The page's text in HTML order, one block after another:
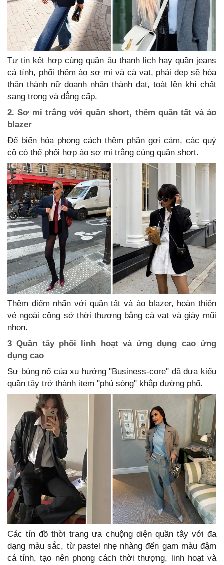
Tự tin kết hợp cùng quần âu thanh lịch hay quần jeans
cá tính, phối thêm áo sơ mi và cà vạt, phái đẹp sẽ hóa
thân thành nữ doanh nhân thành đạt, toát lên khí chất
sang trọng và đẳng cấp.
2. Sơ mi trắng với quần short, thêm quần tất và áo
blazer
Để biến hóa phong cách thêm phần gợi cảm, các quý
cô có thể phối hợp áo sơ mi trắng cùng quần short.
Thêm điểm nhấn với quần tất và áo blazer, hoàn thiện
vẻ ngoài công sở thời thượng bằng cà vạt và giày mũi
nhọn.
3 Quần tây phối linh hoạt và ứng dụng cao ứng
dụng cao
Sự bùng nổ của xu hướng "Business-core" đã đưa kiểu
quần tây trở thành item "phủ sóng" khắp đường phố.
Các tín đồ thời trang ưa chuộng diện quần tây với đa
dạng màu sắc, từ pastel nhẹ nhàng đến gam màu đậm
cá tính, tạo nên phong cách thời thượng, linh hoạt và